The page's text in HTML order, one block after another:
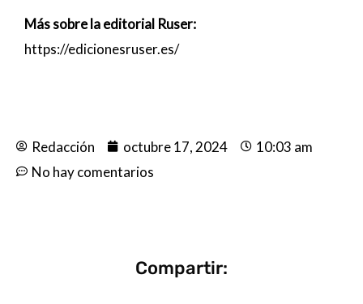
Más sobre la editorial Ruser:
https://edicionesruser.es/
Redacción octubre 17, 2024
10:03 am
No hay comentarios
Compartir: